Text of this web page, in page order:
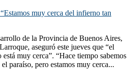
muy cerca del infierno tan
de la Provincia de Buenos Aires,
aseguró este jueves que “el
muy cerca”. “Hace tiempo sabemos
paraíso, pero estamos muy cerca...